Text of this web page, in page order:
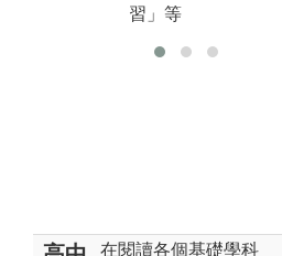
習」等
在閱讀各個基礎學科